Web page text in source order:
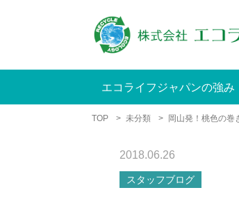
エコライフジャパンの強み
TOP > 未分類 > 岡山発！桃色の巻
2018.06.26
スタッフブログ